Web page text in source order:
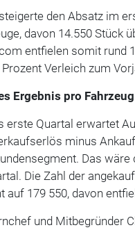
den Absatz im
davon 14.550 Stück
entfielen somit rund
Prozent Verleich zum
Ergebnis pro
erste Quartal erwartet
minus
Das
Die Zahl der
auf 179 550, davon
und Mitbegründer